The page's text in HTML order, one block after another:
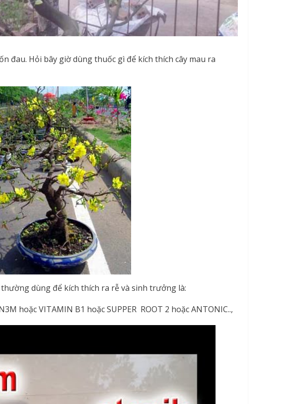
đau. Hỏi bây giờ dùng thuốc gì để kích thích cây mau ra
thường dùng để kích thích ra rễ và sinh trưởng là:
hoặc VITAMIN B1 hoặc SUPPER ROOT 2 hoặc ANTONIC..,